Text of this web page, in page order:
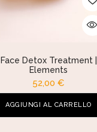
Face Detox Treatment |
Elements
52,00 €
AGGIUNGI AL CARRELLO